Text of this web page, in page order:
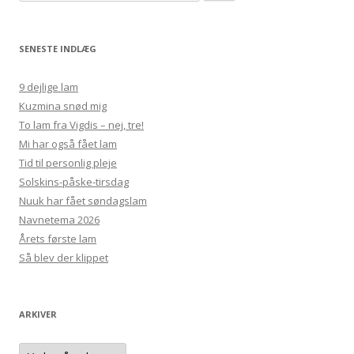
efter:
SENESTE INDLÆG
9 dejlige lam
Kuzmina snød mig
To lam fra Vigdis – nej, tre!
Mi har også fået lam
Tid til personlig pleje
Solskins-påske-tirsdag
Nuuk har fået søndagslam
Navnetema 2026
Årets første lam
Så blev der klippet
ARKIVER
Arkiver